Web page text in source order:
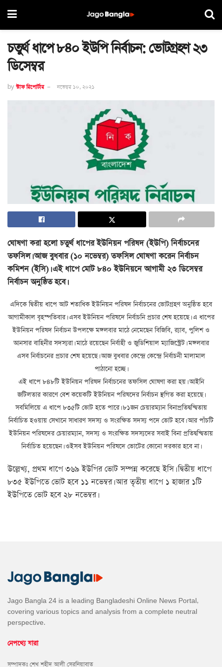
চতুর্থ ধাপে ৮৪০ ইউপি নির্বাচন: ভোটগ্রহণ ২৩
ডিসেম্বর
by স্টাফ রিপোর্টার নভেম্বর ১০, ২০২১
ঘোষণা করা হলো চতুর্থ ধাপের ইউনিয়ন পরিষদ (ইউপি) নির্বাচনের
তফসিল। আজ বুধবার (১০ নভেম্বর) তফসিল ঘোষণা করেন নির্বাচন
কমিশন (ইসি)। এই ধাপে মোট ৮৪০ ইউনিয়নে আগামী ২৩ ডিসেম্বর
নির্বাচন অনুষ্ঠিত হবে।
এদিকে দ্বিতীয় ধাপে আট শতাধিক ইউনিয়ন পরিষদ নির্বাচনের ভোটগ্রহণ অনুষ্ঠিত হবে
আগামীকাল বৃহস্পতিবার। এসব ইউনিয়ন পরিষদে নির্বাচনি প্রচার শেষ হয়েছে। এ ধাপের
ইউনিয়ন পরিষদ নির্বাচন উপলক্ষে মঙ্গলবার মাঠে নেমেছেন বিজিবি, র‌্যাব, পুলিশ ও
আনসার বাহিনীর সদস্যরা। মাঠে রয়েছেন নির্বাহী ও জুডিশিয়াল ম্যাজিস্ট্রেট। মঙ্গলবার
এসব নির্বাচনের প্রচার শেষ হয়েছে। আজ বুধবার কেন্দ্রে কেন্দ্রে নির্বাচনী মালামাল
পাঠানো হচ্ছে।
এই ধাপে ৮৪৮টি ইউনিয়ন পরিষদ নির্বাচনের তফসিল ঘোষণা করা হয়। আইনি
জটিলতার কারণে বেশ কয়েকটি ইউনিয়ন পরিষদের নির্বাচন স্থগিত করা হয়েছে।
সবমিলিয়ে এ ধাপে ৮৩৫টি ভোট হতে পারে। ৮১জন চেয়ারম্যান বিনাপ্রতিদ্বন্দ্বিতায়
নির্বাচিত হওয়ায় সেখানে সাধারণ সদস্য ও সংরক্ষিত সদস্য পদে ভোট হবে। আর পাঁচটি
ইউনিয়ন পরিষদের চেয়ারম্যান, সদস্য ও সংরক্ষিত সদস্যদের সবাই বিনা প্রতিদ্বন্দ্বিতায়
নির্বাচিত হয়েছেন। ওইসব ইউনিয়ন পরিষদে ভোটের কোনো দরকার হবে না।
উল্লেখ্য, প্রথম ধাপে ৩৬৯ ইউপির ভোট সম্পন্ন করেছে ইসি। দ্বিতীয় ধাপে
৮৩৫ ইউপিতে ভোট হবে ১১ নভেম্বর। আর তৃতীয় ধাপে ১ হাজার ১টি
ইউপিতে ভোট হবে ২৮ নভেম্বর।
Jago Bangla 24 is a leading Bangladeshi Online News Portal,
covering various topics and analysis from a complete neutral
perspective.
নেপথ্যে যারা
সম্পাদকঃ শেখ শহীদ আলী সেরনিয়াবাত